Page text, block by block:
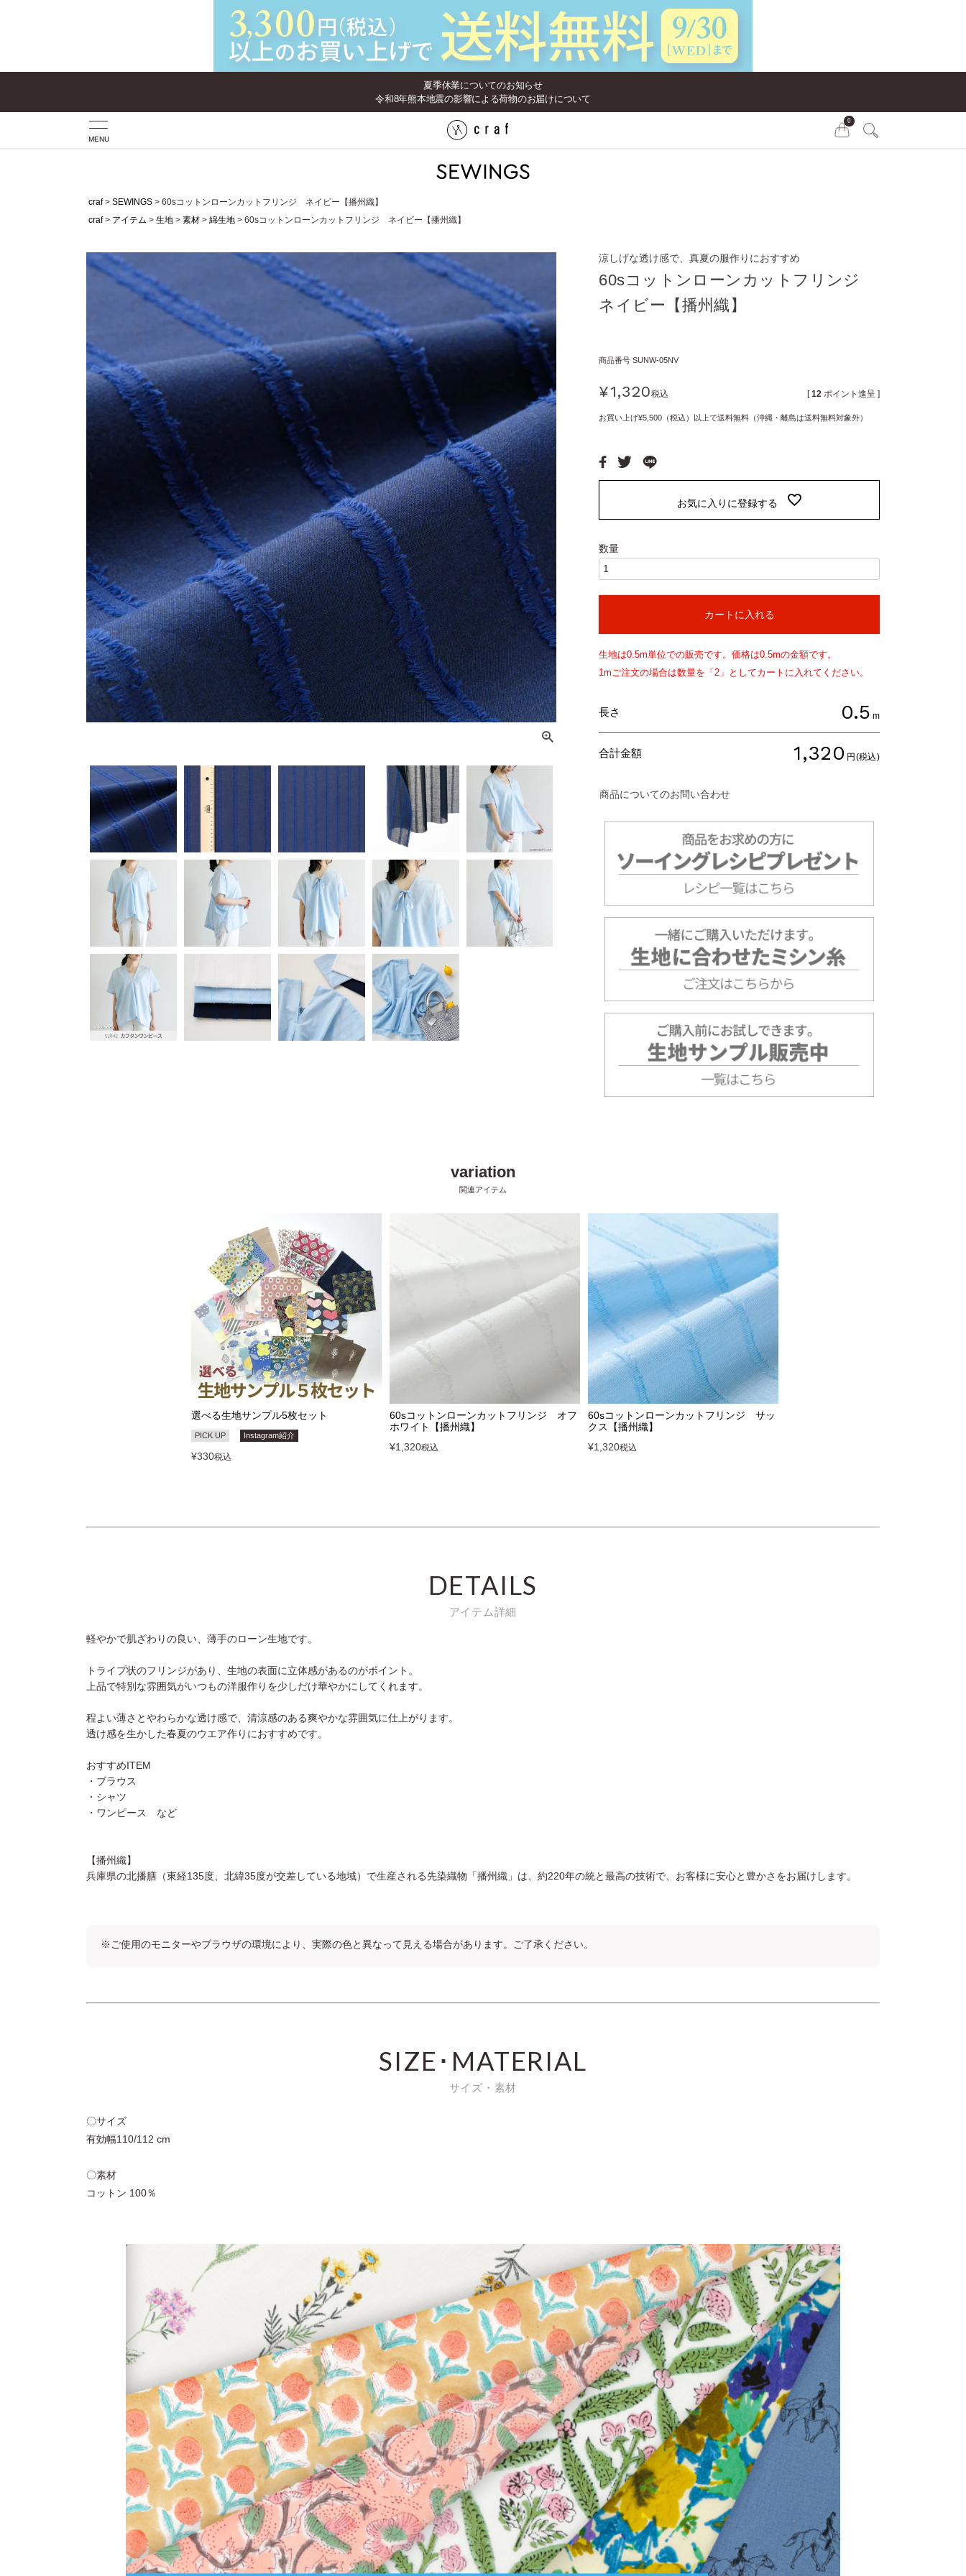
夏季休業についてのお知らせ
令和8年熊本地震の影響による荷物のお届けについて
MENU
0
craf SEWINGS
60sコットンローンカットフリンジ ネイビー【播州織】
craf
アイテム 生地 素材 綿生地 60sコットンローンカットフリンジ ネイビー【播州織】
涼しげな透け感で、真夏の服作りにおすすめ
60sコットンローンカットフリンジ
ネイビー【播州織】
商品番号 SUNW-05NV
¥1,320税込 [ 12 ポイント進呈 ]
お買い上げ¥5,500（税込）以上で送料無料（沖縄・離島は送料無料対象外）
お気に入りに登録する
カートに入れる
生地は0.5m単位での販売です。価格は0.5mの金額です。
1mご注文の場合は数量を「2」としてカートに入れてください。
長さ 0.5 m
合計金額 1,320 円(税込)
商品についてのお問い合わせ
選べる生地サンプル5枚セット
PICK UP Instagram紹介
¥330税込
60sコットンローンカットフリンジ オフ
ホワイト【播州織】
¥1,320税込
60sコットンローンカットフリンジ サッ
クス【播州織】
¥1,320税込
DETAILS
アイテム詳細
軽やかで肌ざわりの良い、薄手のローン生地です。
トライプ状のフリンジがあり、生地の表面に立体感があるのがポイント。
上品で特別な雰囲気がいつもの洋服作りを少しだけ華やかにしてくれます。
程よい薄さとやわらかな透け感で、清涼感のある爽やかな雰囲気に仕上がります。
透け感を生かした春夏のウエア作りにおすすめです。
おすすめITEM
・ブラウス
・シャツ
・ワンピース など
【播州織】
兵庫県の北播膳（東経135度、北緯35度が交差している地域）で生産される先染織物「播州織」は、約220年の統と最高の技術で、お客様に安心と豊かさをお届けします。
※ご使用のモニターやブラウザの環境により、実際の色と異なって見える場合があります。ご了承ください。
SIZE･MATERIAL
サイズ・素材
〇サイズ
有効幅110/112 cm
〇素材
コットン 100％